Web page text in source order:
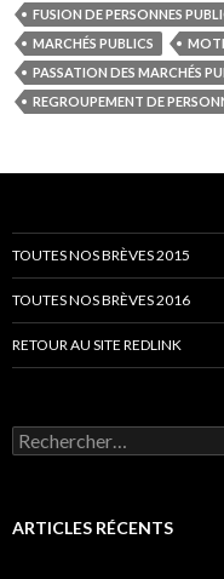
FUSION DE PERSONNES
MARCHÉS PUBLICS
PASSATION DES MARCHÉS
REGROUPEMENT DE
TOUTES NOS BRÈVES 2015
TOUTES NOS BRÈVES 2016
RETOUR AU SITE REDLINK
Rechercher :
ARTICLES RÉCENTS